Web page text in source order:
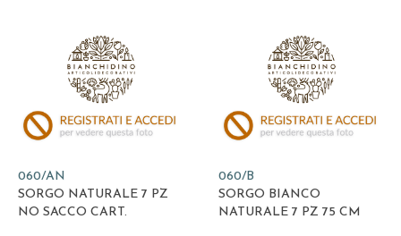
060/AN
SORGO NATURALE 7 PZ
NO SACCO CART.
060/B
SORGO BIANCO
NATURALE 7 PZ 75 CM